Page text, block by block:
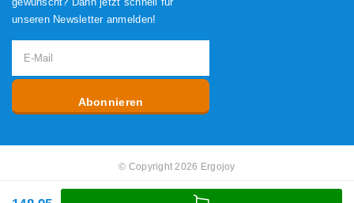
unseren Newsletter anmelden!
Abonnieren
© Copyright 2026 Ergojoy